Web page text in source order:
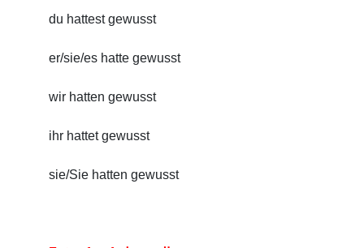
du hattest gewusst
er/sie/es hatte gewusst
wir hatten gewusst
ihr hattet gewusst
sie/Sie hatten gewusst